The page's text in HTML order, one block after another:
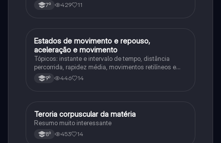
7º 429 11
Física
Estados de movimento e repouso,
aceleração e movimento
Tópicos: instante e intervalo de tempo, distância
percorrida, rapidez média, movimentos retilíneos e
gráficos, velocidade, travagem de veículos
9º 446 14
Fisica e Quimica
Teroria corpuscular da matéria
Resumo muito interessante
8º 453 14